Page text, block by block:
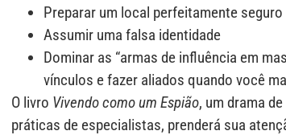
Preparar um local perfeitamente seguro
Assumir uma falsa identidade
Dominar as “armas de influência em
vínculos e fazer aliados quando você
O livro Vivendo como um Espião, um drama
práticas de especialistas, prenderá sua